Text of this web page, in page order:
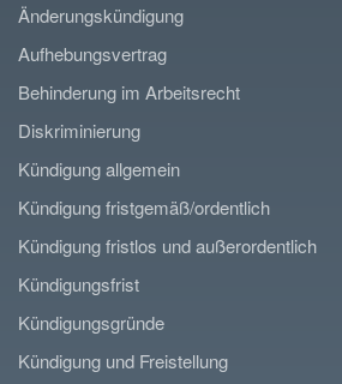
Änderungskündigung
Aufhebungsvertrag
Behinderung im Arbeitsrecht
Diskriminierung
Kündigung allgemein
Kündigung fristgemäß/ordentlich
Kündigung fristlos und außerordentlich
Kündigungsfrist
Kündigungsgründe
Kündigung und Freistellung